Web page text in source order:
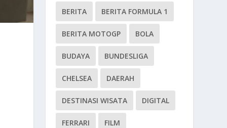
BERITA BERITA FORMULA 1
BERITA MOTOGP BOLA
BUDAYA BUNDESLIGA
CHELSEA DAERAH
DESTINASI WISATA DIGITAL
FERRARI FILM